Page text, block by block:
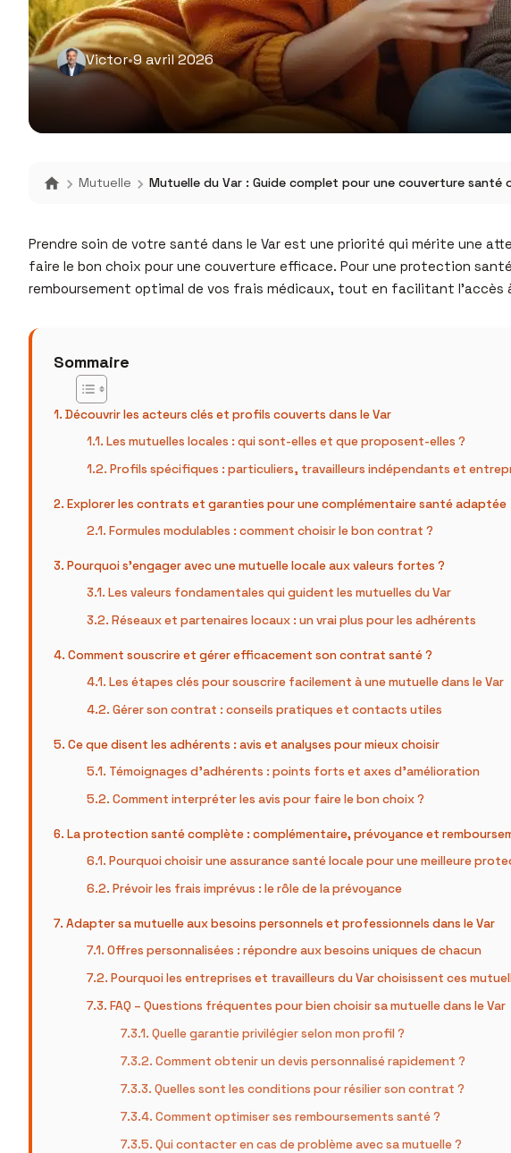
Victor•9 avril 2026
Mutuelle Mutuelle du Var : Guide complet pour une couverture santé
Prendre soin de votre santé dans le Var est une priorité qui mérite une
faire le bon choix pour une couverture efficace. Pour une protection
remboursement optimal de vos frais médicaux, tout en facilitant l’accès
Sommaire
Découvrir les acteurs clés et profils couverts dans le Var
Les mutuelles locales : qui sont-elles et que proposent-elles ?
Profils spécifiques : particuliers, travailleurs indépendants et
Explorer les contrats et garanties pour une complémentaire santé adaptée
Formules modulables : comment choisir le bon contrat ?
Pourquoi s’engager avec une mutuelle locale aux valeurs fortes ?
Les valeurs fondamentales qui guident les mutuelles du Var
Réseaux et partenaires locaux : un vrai plus pour les adhérents
Comment souscrire et gérer efficacement son contrat santé ?
Les étapes clés pour souscrire facilement à une mutuelle dans le Var
Gérer son contrat : conseils pratiques et contacts utiles
Ce que disent les adhérents : avis et analyses pour mieux choisir
Témoignages d’adhérents : points forts et axes d’amélioration
Comment interpréter les avis pour faire le bon choix ?
La protection santé complète : complémentaire, prévoyance et
Pourquoi choisir une assurance santé locale pour une meilleure
Prévoir les frais imprévus : le rôle de la prévoyance
Adapter sa mutuelle aux besoins personnels et professionnels dans le Var
Offres personnalisées : répondre aux besoins uniques de chacun
Pourquoi les entreprises et travailleurs du Var choisissent ces
FAQ – Questions fréquentes pour bien choisir sa mutuelle dans le Var
Quelle garantie privilégier selon mon profil ?
Comment obtenir un devis personnalisé rapidement ?
Quelles sont les conditions pour résilier son contrat ?
Comment optimiser ses remboursements santé ?
Qui contacter en cas de problème avec sa mutuelle ?